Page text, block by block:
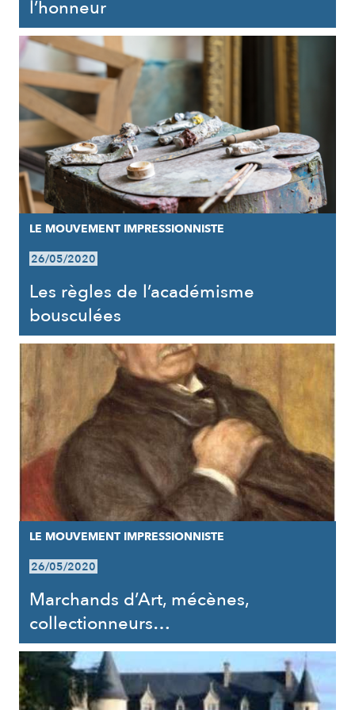
l’honneur
LE MOUVEMENT IMPRESSIONNISTE
26/05/2020
Les règles de l’académisme
bousculées
LE MOUVEMENT IMPRESSIONNISTE
26/05/2020
Marchands d’Art, mécènes,
collectionneurs…